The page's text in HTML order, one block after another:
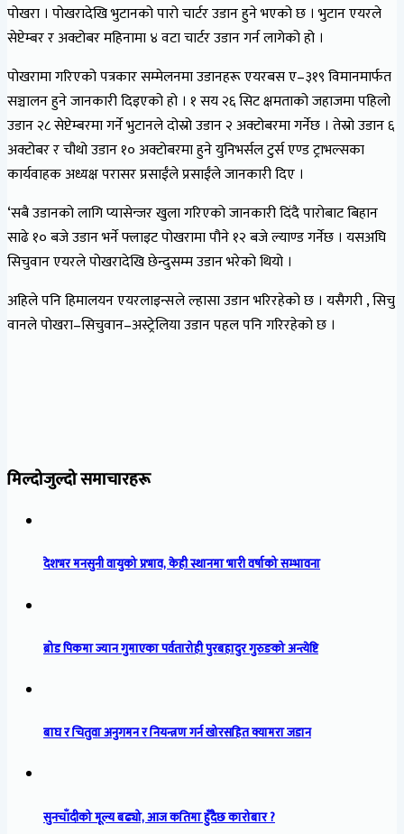
पोखरा । पोखरादेखि भुटानको पारो चार्टर उडान हुने भएको छ । भुटान एयरले
सेप्टेम्बर र अक्टोबर महिनामा ४ वटा चार्टर उडान गर्न लागेको हो ।
पोखरामा गरिएको पत्रकार सम्मेलनमा उडानहरू एयरबस ए–३१९ विमानमार्फत
सञ्चालन हुने जानकारी दिइएको हो । १ सय २६ सिट क्षमताको जहाजमा पहिलो
उडान २८ सेप्टेम्बरमा गर्ने भुटानले दोस्रो उडान २ अक्टोबरमा गर्नेछ । तेस्रो उडान ६
अक्टोबर र चौथो उडान १० अक्टोबरमा हुने युनिभर्सल टुर्स एण्ड ट्राभल्सका
कार्यवाहक अध्यक्ष परासर प्रसाईंले प्रसाईंले जानकारी दिए ।
‘सबै उडानको लागि प्यासेन्जर खुला गरिएको जानकारी दिंदै पारोबाट बिहान
साढे १० बजे उडान भर्ने फ्लाइट पोखरामा पौने १२ बजे ल्याण्ड गर्नेछ । यसअघि
सिचुवान एयरले पोखरादेखि छेन्दुसम्म उडान भरेको थियो ।
अहिले पनि हिमालयन एयरलाइन्सले ल्हासा उडान भरिरहेको छ । यसैगरी , सिचु
वानले पोखरा–सिचुवान–अस्ट्रेलिया उडान पहल पनि गरिरहेको छ ।
मिल्दोजुल्दो समाचारहरू
देशभर मनसुनी वायुको प्रभाव, केही स्थानमा भारी वर्षाको सम्भावना
ब्रोड पिकमा ज्यान गुमाएका पर्वतारोही पुरबहादुर गुरुङको अन्त्येष्टि
बाघ र चितुवा अनुगमन र नियन्त्रण गर्न खोरसहित क्यामरा जडान
सुनचाँदीको मूल्य बढ्यो, आज कतिमा हुँदैछ कारोबार ?